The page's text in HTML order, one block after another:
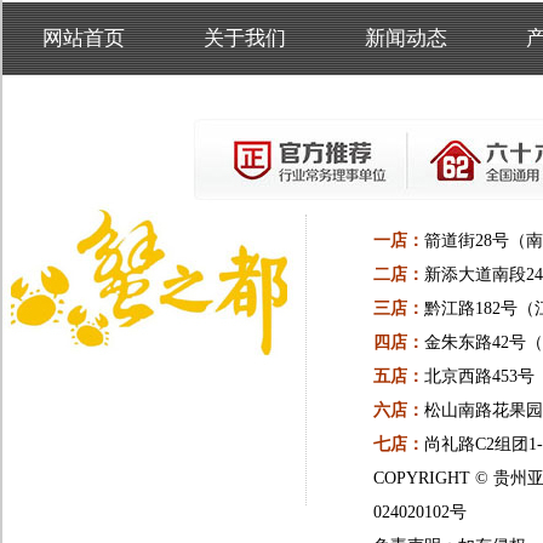
网站首页 关于我们 新闻动态
一店： 箭道街28号（
二店： 新添大道南段
三店： 黔江路182号（
四店： 金朱东路42号
五店： 北京西路453号
六店： 松山南路花果
七店： 尚礼路C2组团
COPYRIGHT © 贵州
024020102号